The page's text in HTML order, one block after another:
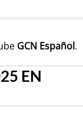
GCN Español.
EN